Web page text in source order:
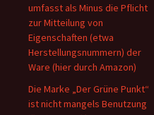
umfasst als Minus die Pflicht
zur Mitteilung von
Eigenschaften (etwa
Herstellungsnummern) der
Ware (hier durch Amazon)
Die Marke „Der Grüne Punkt“
ist nicht mangels Benutzung